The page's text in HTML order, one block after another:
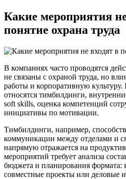
Какие мероприятия
понятие охрана труда
В компаниях часто проводятся
не связаны с охраной труда, но
работы и корпоративную
относятся тимбилдинги,
soft skills, оценка компетенций
инициативы по мотивации.
Тимбилдинги, например,
коммуникации между отделами и
напрямую отражается на
мероприятий требует анализа
бюджета и планирования формата:
совместные проекты или деловые